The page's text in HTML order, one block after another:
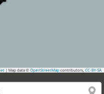
| Map data © OpenStreetMap contributors, CC-BY-SA